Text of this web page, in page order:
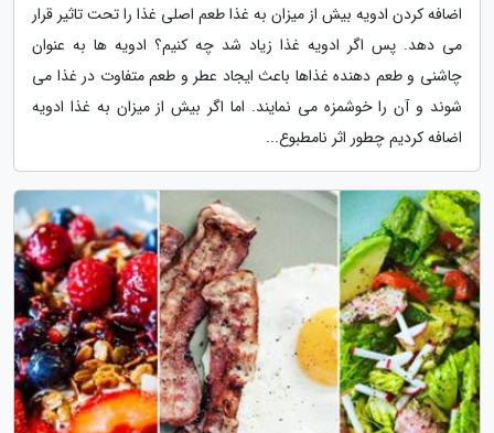
اضافه کردن ادویه بیش از میزان به غذا طعم اصلی غذا را تحت تاثیر قرار
می دهد. پس اگر ادویه غذا زیاد شد چه کنیم؟ ادویه ها به عنوان
چاشنی و طعم دهنده غذاها باعث ایجاد عطر و طعم متفاوت در غذا می
شوند و آن را خوشمزه می نمایند. اما اگر بیش از میزان به غذا ادویه
اضافه کردیم چطور اثر نامطبوع...